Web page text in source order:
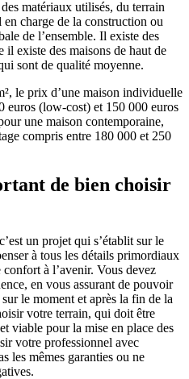
matériaux utilisés, du terrain
charge de la construction ou
de l’ensemble. Il existe des
existe des maisons de haut de
sont de qualité moyenne.
le prix d’une maison individuelle
euros (low-cost) et 150 000 euros
une maison contemporaine,
compris entre 180 000 et 250
de bien choisir
un projet qui s’établit sur le
à tous les détails primordiaux
à l’avenir. Vous devez
en vous assurant de pouvoir
le moment et après la fin de la
votre terrain, qui doit être
viable pour la mise en place des
votre professionnel avec
les mêmes garanties ou ne